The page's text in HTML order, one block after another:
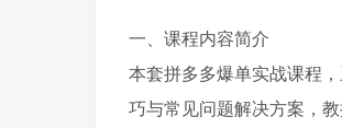
一、课程内容简介
本套拼多多爆单实战课程
巧与常见问题解决方案，